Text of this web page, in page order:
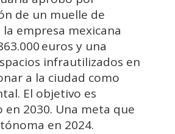
de un muelle de
empresa mexicana
euros y una
infrautilizados en
a la ciudad como
El objetivo es
en 2030. Una meta que
en 2024.